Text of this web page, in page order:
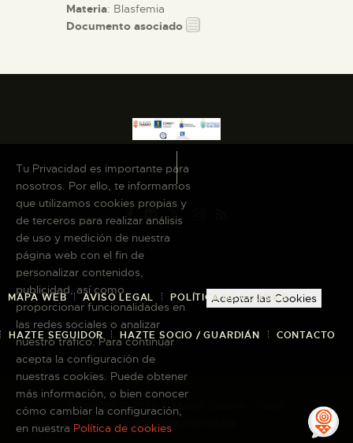
Materia: Blasfemia
Documento asociado
MAPA WEB AVISO LEGAL POLÍTICA DE COOKIES
HAZTE SEGUIDOR HAZTE SOCIO / GUARDIÁN CONTACTO
Copyright © 2026 El Museo Canario · Todos
los derechos reservados
Tu Privacidad es importante para
nosotros. Por ello, te informamos
que utilizamos cookies propias y
de terceros para realizar análisis
de uso y medición de nuestra
página web con el fin de
personalizar contenidos,
publicidad, así como
proporcionar funcionalidades en
las redes sociales o analizar
nuestro tráfico. Para continuar
acepta la configuración de
nuestras cookies. Puede obtener
más información, o bien conocer
cómo cambiar la configuración,
en nuestra Política de cookies
Aceptar las Cookies